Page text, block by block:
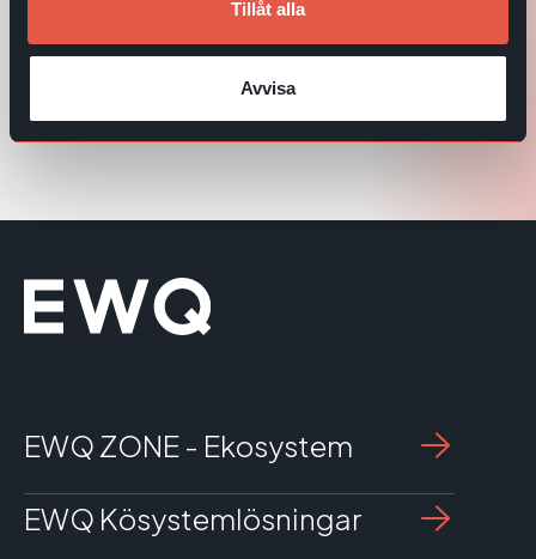
Tillåt alla
Avvisa
Kundupplevelse och data i fokus på
Refresh Retail-konferensen
Läs mer
EWQ ZONE - Ekosystem
EWQ Kösystemlösningar